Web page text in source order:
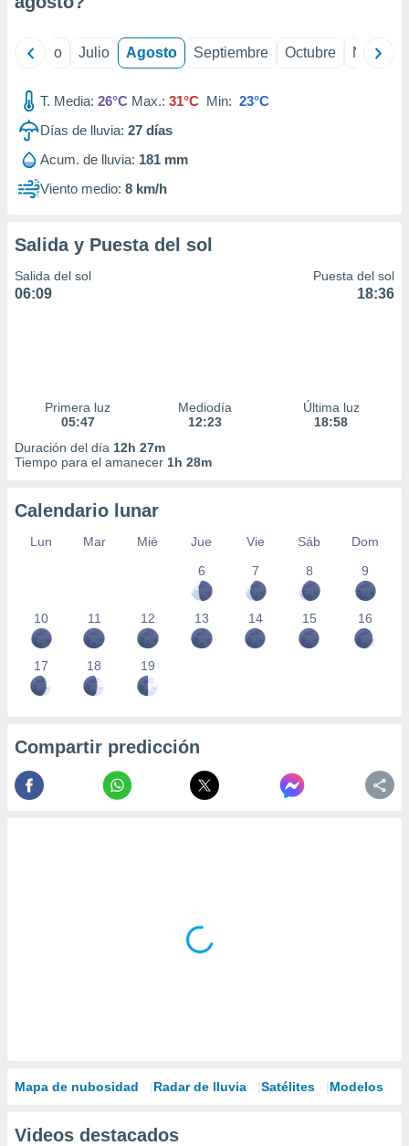
mediante
publicidad
publicidad
1199
Junio Julio Agosto Septiembre Octubre
T. Media: 26°C Max.: 31°C Min: 23°C
Días de lluvia: 27 días
Acum. de lluvia: 181 mm
Viento medio: 8 km/h
Salida y Puesta del sol
Salida del sol
06:09
Puesta del sol
18:36
Primera luz
05:47
Mediodía
12:23
Última luz
18:58
Duración del día 12h 27m
Tiempo para el amanecer 1h 28m
Calendario lunar
Lun Mar Mié Jue Vie Sáb
Dom
6
7 8 9
10 11 12 13 14 15 16
17 18 19
Compartir predicción
Mapa de nubosidad Radar de lluvia Satélites Modelos
Videos destacados